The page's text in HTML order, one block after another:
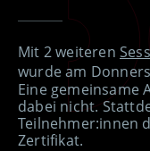
Mit 2 weiteren
wurde am
Eine gemeinsame
dabei nicht.
Teilnehmer:innen
Zertifikat.